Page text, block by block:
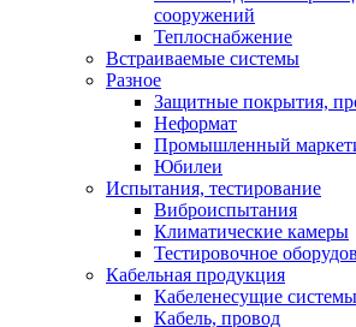
сооружений
Теплоснабжение
Встраиваемые системы
Разное
Защитные покрытия,
Неформат
Промышленный
Юбилеи
Испытания, тестирование
Виброиспытания
Климатические камеры
Тестировочное
Кабельная продукция
Кабеленесущие
Кабель, провод